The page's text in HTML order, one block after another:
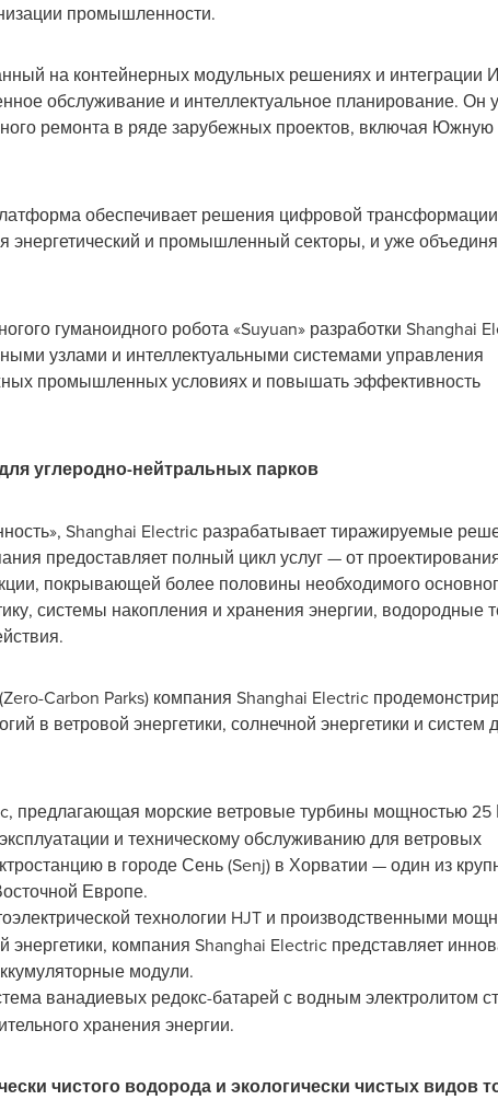
промышленности.
на контейнерных модульных решениях и интеграции
обслуживание и интеллектуальное планирование. Он
ремонта в ряде зарубежных проектов, включая
обеспечивает решения цифровой
энергетический и промышленный секторы, и уже
гуманоидного робота «Suyuan» разработки Shanghai
узлами и интеллектуальными системами управления
промышленных условиях и повышать эффективность
углеродно-нейтральных парков
Shanghai Electric разрабатывает тиражируемые
предоставляет полный цикл услуг — от
покрывающей более половины необходимого
системы накопления и хранения энергии, водородные
Carbon Parks) компания Shanghai Electric
в ветровой энергетики, солнечной энергетики и систем
предлагающая морские ветровые турбины мощностью 25
и техническому обслуживанию для ветровых
в городе Сень (Senj) в Хорватии — один из
Европе.
технологии HJT и производственными
энергетики, компания Shanghai Electric представляет
модули.
ванадиевых редокс-батарей с водным электролитом
хранения энергии.
чистого водорода и экологически чистых видов